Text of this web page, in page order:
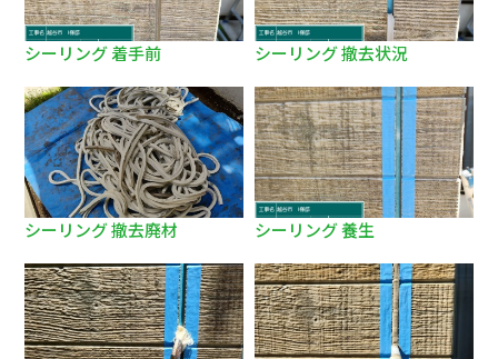
シーリング 着手前 シーリング 撤去状況
シーリング 撤去廃材 シーリング 養生